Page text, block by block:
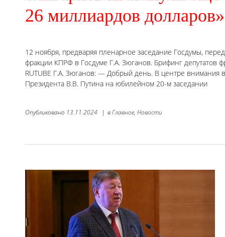
26 миллиардов долларов»
12 ноября, предваряя пленарное заседание Госдумы,
фракции КПРФ в Госдуме Г.А. Зюганов. Брифинг
RUTUBE Г.А. Зюганов: — Добрый день. В центре внимания
Президента В.В. Путина на юбилейном 20-м заседании
Опубликовано 13.11.2024 | вГлавное, Новости